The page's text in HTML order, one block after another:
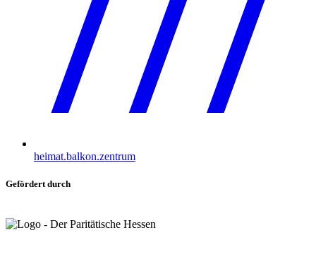
heimat.balkon.zentrum
Gefördert durch